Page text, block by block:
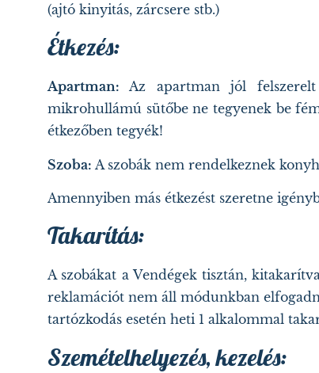
(ajtó kinyitás, zárcsere stb.)
Étkezés:
Apartman: Az apartman jól felszerelt
mikrohullámú sütőbe ne tegyenek be
étkezőben tegyék!
Szoba: A szobák nem rendelkeznek
Amennyiben más étkezést szeretne
Takarítás:
A szobákat a Vendégek tisztán,
reklamációt nem áll módunkban
tartózkodás esetén heti 1 alkalommal
Szemételhelyezés, kezelés: